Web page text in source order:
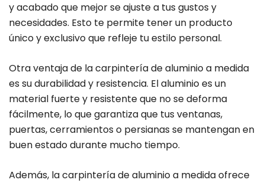
y acabado que mejor se ajuste a tus gustos y
necesidades. Esto te permite tener un producto
único y exclusivo que refleje tu estilo personal.
Otra ventaja de la carpintería de aluminio a medida
es su durabilidad y resistencia. El aluminio es un
material fuerte y resistente que no se deforma
fácilmente, lo que garantiza que tus ventanas,
puertas, cerramientos o persianas se mantengan en
buen estado durante mucho tiempo.
Además, la carpintería de aluminio a medida ofrece